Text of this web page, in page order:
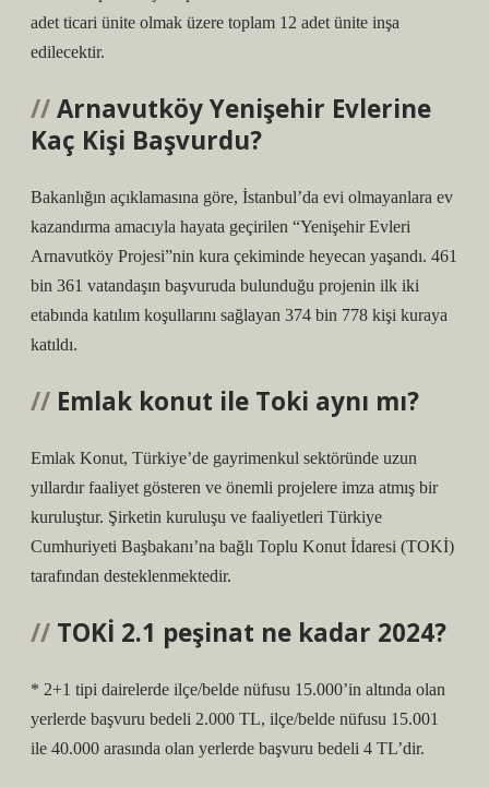
adet ticari ünite olmak üzere toplam 12 adet ünite inşa
edilecektir.
Arnavutköy Yenişehir Evlerine
Kaç Kişi Başvurdu?
Bakanlığın açıklamasına göre, İstanbul’da evi olmayanlara ev
kazandırma amacıyla hayata geçirilen “Yenişehir Evleri
Arnavutköy Projesi”nin kura çekiminde heyecan yaşandı. 461
bin 361 vatandaşın başvuruda bulunduğu projenin ilk iki
etabında katılım koşullarını sağlayan 374 bin 778 kişi kuraya
katıldı.
Emlak konut ile Toki aynı mı?
Emlak Konut, Türkiye’de gayrimenkul sektöründe uzun
yıllardır faaliyet gösteren ve önemli projelere imza atmış bir
kuruluştur. Şirketin kuruluşu ve faaliyetleri Türkiye
Cumhuriyeti Başbakanı’na bağlı Toplu Konut İdaresi (TOKİ)
tarafından desteklenmektedir.
TOKİ 2.1 peşinat ne kadar 2024?
* 2+1 tipi dairelerde ilçe/belde nüfusu 15.000’in altında olan
yerlerde başvuru bedeli 2.000 TL, ilçe/belde nüfusu 15.001
ile 40.000 arasında olan yerlerde başvuru bedeli 4 TL’dir.